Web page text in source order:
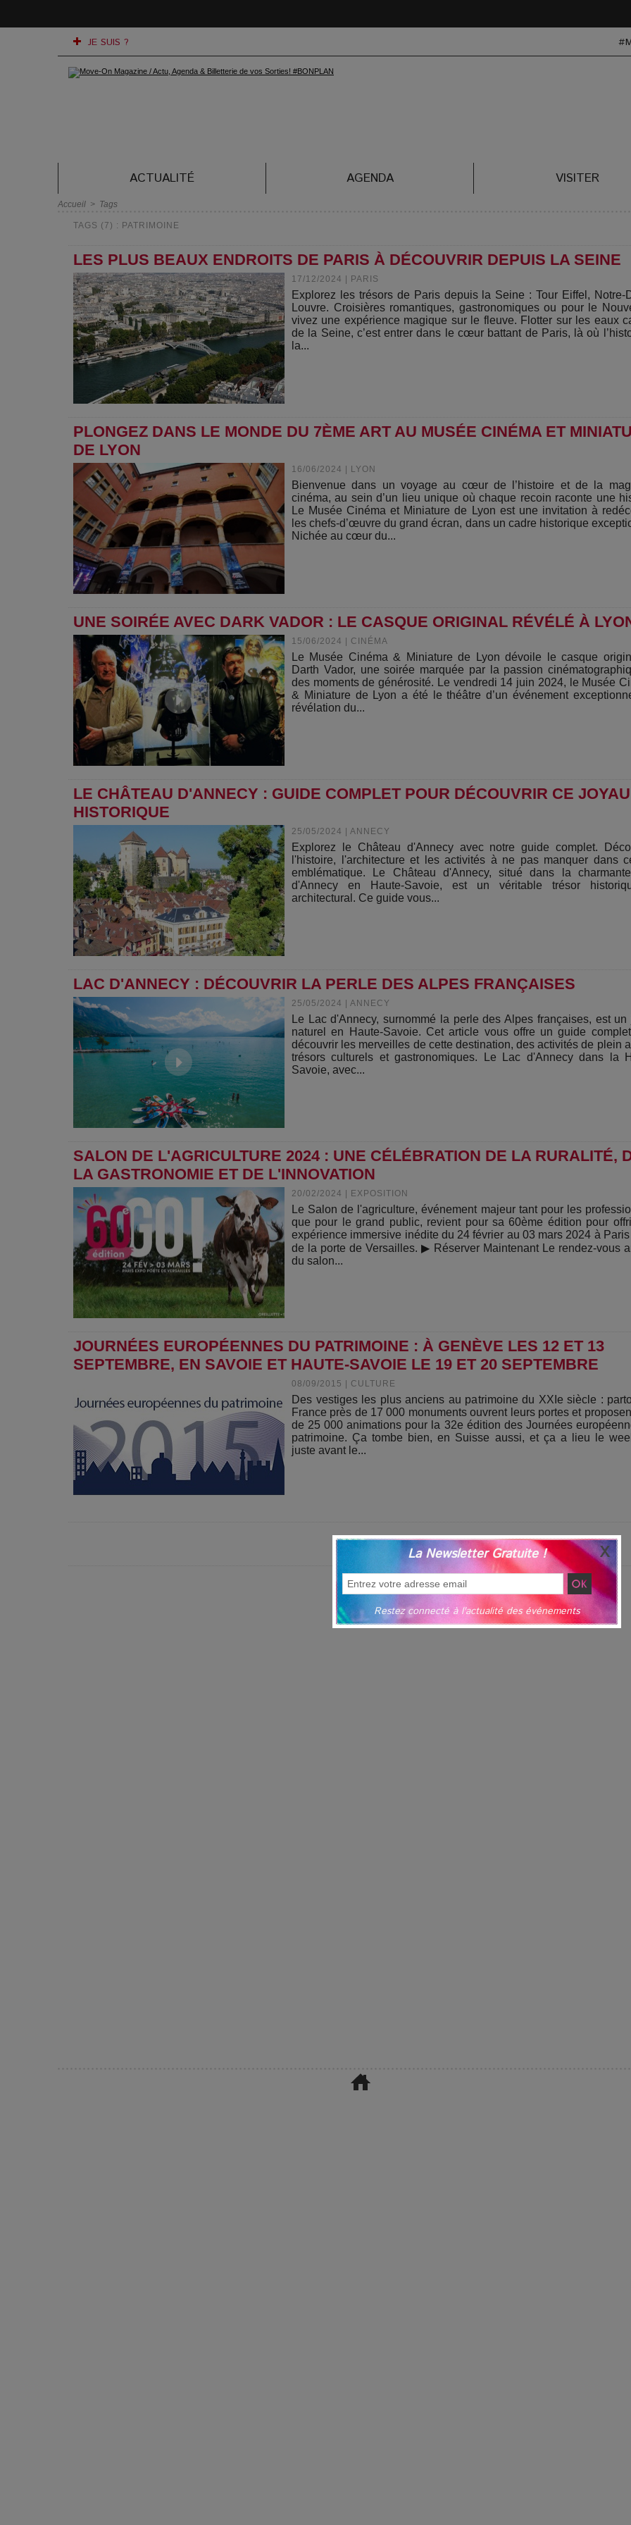
JE SUIS ?
ACTUALITÉ AGENDA VISITER
Accueil > Tags
TAGS (7) : PATRIMOINE
LES PLUS BEAUX ENDROITS DE PARIS À DÉCOUVRIR DEPUIS LA SEINE
17/12/2024 PARIS
Explorez les trésors de Paris depuis la Seine : Tour Eiffel, Notre-
Louvre. Croisières romantiques, gastronomiques ou pour le
vivez une expérience magique sur le fleuve. Flotter sur les eaux
de la Seine, c’est entrer dans le cœur battant de Paris, là où
la...
PLONGEZ DANS LE MONDE DU 7ÈME ART AU MUSÉE CINÉMA ET
DE LYON
16/06/2024 LYON
Bienvenue dans un voyage au cœur de l’histoire et de la
cinéma, au sein d’un lieu unique où chaque recoin raconte une
Le Musée Cinéma et Miniature de Lyon est une invitation à
les chefs-d’œuvre du grand écran, dans un cadre historique
Nichée au cœur du...
UNE SOIRÉE AVEC DARK VADOR : LE CASQUE ORIGINAL RÉVÉLÉ À
15/06/2024 CINÉMA
Le Musée Cinéma & Miniature de Lyon dévoile le casque
Darth Vador, une soirée marquée par la passion
des moments de générosité. Le vendredi 14 juin 2024, le Musée
& Miniature de Lyon a été le théâtre d’un événement
révélation du...
LE CHÂTEAU D'ANNECY : GUIDE COMPLET POUR DÉCOUVRIR CE JOYAU
HISTORIQUE
25/05/2024 ANNECY
Explorez le Château d'Annecy avec notre guide complet.
l'histoire, l'architecture et les activités à ne pas manquer dans
emblématique. Le Château d'Annecy, situé dans la
d'Annecy en Haute-Savoie, est un véritable trésor
architectural. Ce guide vous...
LAC D'ANNECY : DÉCOUVRIR LA PERLE DES ALPES FRANÇAISES
25/05/2024 ANNECY
Le Lac d'Annecy, surnommé la perle des Alpes françaises, est un
naturel en Haute-Savoie. Cet article vous offre un guide
découvrir les merveilles de cette destination, des activités de plein
trésors culturels et gastronomiques. Le Lac d'Annecy dans la
Savoie, avec...
SALON DE L'AGRICULTURE 2024 : UNE CÉLÉBRATION DE LA RURALITÉ,
LA GASTRONOMIE ET DE L'INNOVATION
20/02/2024 EXPOSITION
Le Salon de l'agriculture, événement majeur tant pour les
que pour le grand public, revient pour sa 60ème édition pour
expérience immersive inédite du 24 février au 03 mars 2024 à
de la porte de Versailles. ▶ Réserver Maintenant Le rendez-vous
du salon...
JOURNÉES EUROPÉENNES DU PATRIMOINE : À GENÈVE LES 12 ET 13
SEPTEMBRE, EN SAVOIE ET HAUTE-SAVOIE LE 19 ET 20 SEPTEMBRE
08/09/2015 CULTURE
Des vestiges les plus anciens au patrimoine du XXIe siècle :
France près de 17 000 monuments ouvrent leurs portes et
de 25 000 animations pour la 32e édition des Journées
patrimoine. Ça tombe bien, en Suisse aussi, et ça a lieu le
juste avant le...
La Newsletter Gratuite !
Restez connecté à l'actualité des événements